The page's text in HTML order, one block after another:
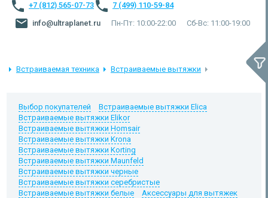
+7 (812) 565-07-73
7 (499) 110-59-84
info@ultraplanet.ru
Пн-Пт: 10:00-22:00 Сб-Вс: 11:00-19:00
Встраиваемая техника Встраиваемые вытяжки
Выбор покупателей
Встраиваемые вытяжки Elica
Встраиваемые вытяжки Elikor
Встраиваемые вытяжки Homsair
Встраиваемые вытяжки Krona
Встраиваемые вытяжки Korting
Встраиваемые вытяжки Maunfeld
Встраиваемые вытяжки черные
Встраиваемые вытяжки серебристые
Встраиваемые вытяжки белые
Аксессуары для вытяжек